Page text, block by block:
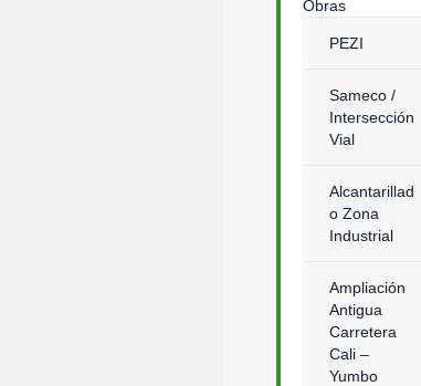
Obras
PEZI
Sameco /
Intersección
Vial
Alcantarillad
o Zona
Industrial
Ampliación
Antigua
Carretera
Cali –
Yumbo